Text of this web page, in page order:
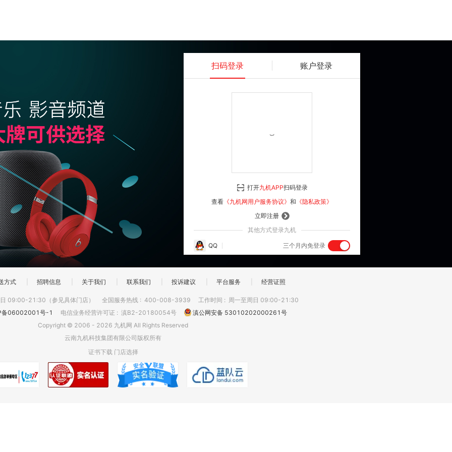
扫码登录 账户登录
登 录
立即注册
其他方式登录九机
QQ 三个月内免登录
打开九机APP扫码登录
查看 《九机网用户服务协议》 和 《隐私政策》
方式 招聘信息 关于我们 联系我们 投诉建议 平台服务 经营证照
09:00-21:30（参见具体门店） 全国服务热线 : 400-008-3939 工作时间 : 周一至周日 09:00-21:30
备06002001号-1
电信业务经营许可证 : 滇B2-20180054号
滇公网安备 53010202000261号
Copyright © 2006 - 2026 九机网 All Rights Reserved
云南九机科技集团有限公司版权所有
证书下载 门店选择